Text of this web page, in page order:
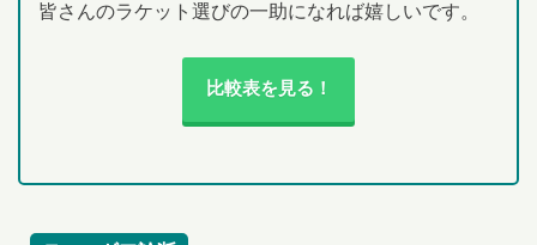
皆さんのラケット選びの一助になれば嬉しいです。
比較表を見る！